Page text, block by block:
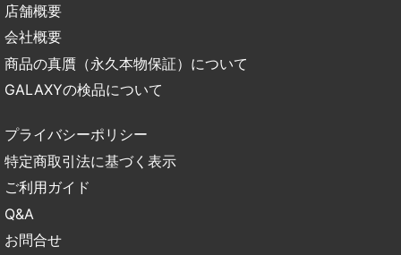
店舗概要
会社概要
商品の真贋（永久本物保証）について
GALAXYの検品について
プライバシーポリシー
特定商取引法に基づく表示
ご利用ガイド
Q&A
お問合せ